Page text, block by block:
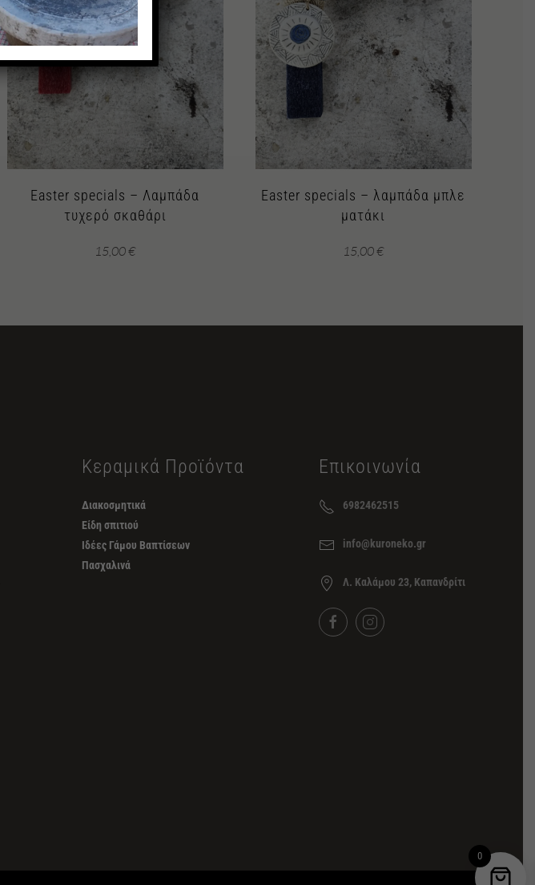
Easter specials – Λαμπάδα
τυχερό σκαθάρι
15,00€
Easter specials – λαμπάδα μπλε
ματάκι
15,00€
Κεραμικά Προϊόντα
Διακοσμητικά
Είδη σπιτιού
Ιδέες Γάμου Βαπτίσεων
Πασχαλινά
Επικοινωνία
6982462515
info@kuroneko.gr
Λ. Καλάμου 23, Καπανδρίτι
0